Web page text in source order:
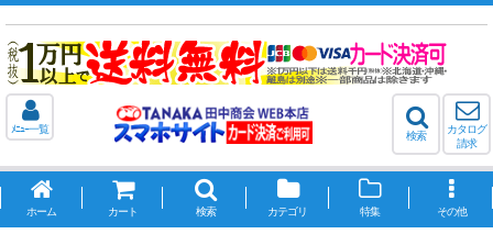
ﾒﾆｭｰ一覧
検索
カタログ
請求
ホーム カート 検索 カテゴリ 特集 その他